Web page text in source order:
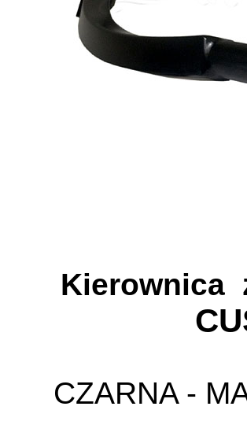
Kierownica
CZARNA -